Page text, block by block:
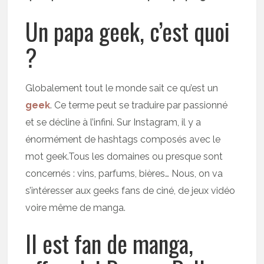
Un papa geek, c’est quoi
?
Globalement tout le monde sait ce qu’est un
geek. Ce terme peut se traduire par passionné
et se décline à l’infini. Sur Instagram, il y a
énormément de hashtags composés avec le
mot geek.Tous les domaines ou presque sont
concernés : vins, parfums, bières… Nous, on va
s’intéresser aux geeks fans de ciné, de jeux vidéo
voire même de manga.
Il est fan de manga,